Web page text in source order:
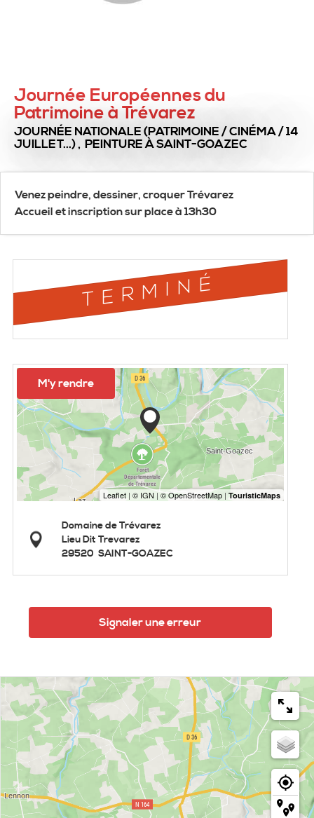
Journée Européennes du
Patrimoine à Trévarez
JOURNÉE NATIONALE (PATRIMOINE / CINÉMA / 14
JUILLET...) , PEINTUREÀ SAINT-GOAZEC
Venez peindre, dessiner, croquer Trévarez
Accueil et inscription sur place à 13h30
TERMINÉ
M'y rendre
Domaine de Trévarez
Lieu Dit Trevarez
29520 SAINT-GOAZEC
Signaler une erreur